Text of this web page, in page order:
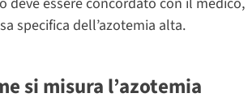
specifica dell’azotemia alta.
si misura l’azotemia